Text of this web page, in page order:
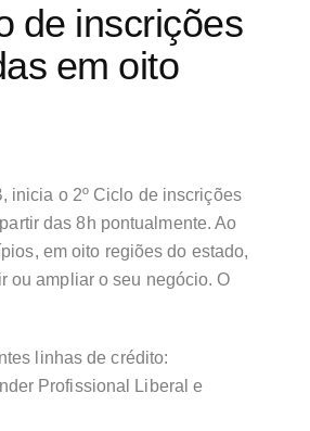
de inscrições
em oito
inicia o 2º Ciclo de inscrições
das 8h pontualmente. Ao
em oito regiões do estado,
ou ampliar o seu negócio. O
linhas de crédito:
Profissional Liberal e